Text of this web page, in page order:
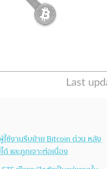
ใช้งานรีบย้าย Bitcoin ด่วน หลัง
และถูกเจาะต่อเนื่อง